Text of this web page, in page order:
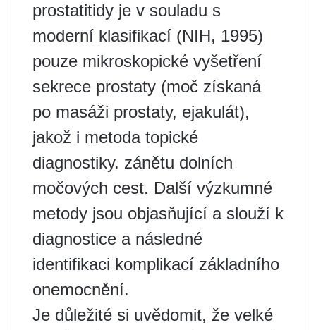
prostatitidy je v souladu s
moderní klasifikací (NIH, 1995)
pouze mikroskopické vyšetření
sekrece prostaty (moč získaná
po masáži prostaty, ejakulát),
jakož i metoda topické
diagnostiky. zánětu dolních
močových cest. Další výzkumné
metody jsou objasňující a slouží k
diagnostice a následné
identifikaci komplikací základního
onemocnění.
Je důležité si uvědomit, že velké